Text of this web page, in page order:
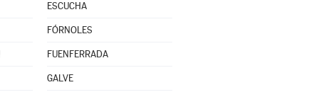
ESCUCHA
FÓRNOLES
FUENFERRADA
GALVE